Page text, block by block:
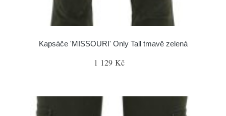
Kapsáče 'MISSOURI' Only Tall tmavě zelená
1 129 Kč